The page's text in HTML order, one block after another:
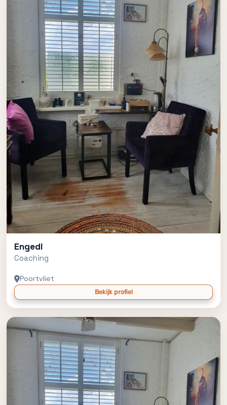
Engedi
Coaching
Poortvliet
Bekijk profiel